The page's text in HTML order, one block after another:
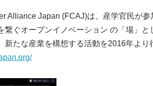
Alliance Japan (FCAJ)は、産学官民が
繋ぐオープンイノベーション の「場」
たな産業を構想する活動を2016年より